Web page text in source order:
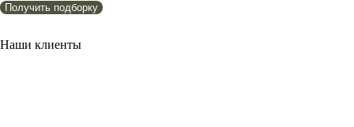
Получить подборку
Наши клиенты